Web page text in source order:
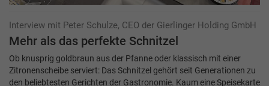
Interview mit Peter Schulze, CEO der Gierlinger Holding GmbH
Mehr als das perfekte Schnitzel
Ob knusprig goldbraun aus der Pfanne oder klassisch mit einer
Zitronenscheibe serviert: Das Schnitzel gehört seit Generationen zu
den beliebtesten Gerichten der Gastronomie. Kaum eine Speisekarte